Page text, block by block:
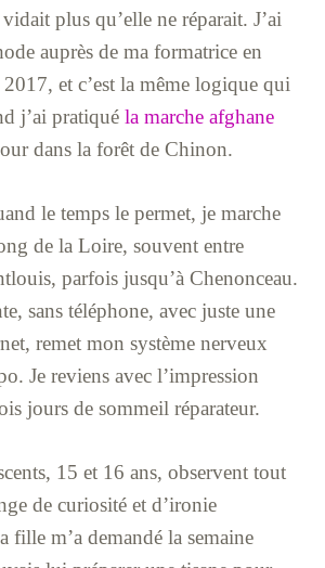
plus qu’elle ne réparait. J’ai
auprès de ma formatrice en
et c’est la même logique qui
j’ai pratiqué la marche afghane
dans la forêt de Chinon.
le temps le permet, je marche
de la Loire, souvent entre
parfois jusqu’à Chenonceau.
sans téléphone, avec juste une
remet mon système nerveux
Je reviens avec l’impression
jours de sommeil réparateur.
15 et 16 ans, observent tout
de curiosité et d’ironie
fille m’a demandé la semaine